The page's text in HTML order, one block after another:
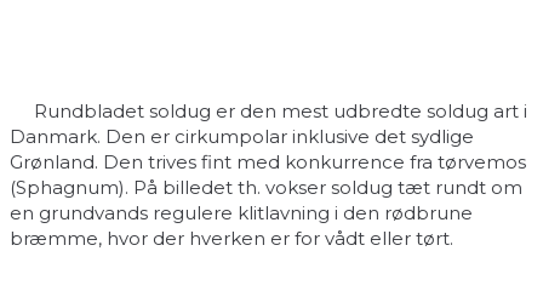
Rundbladet soldug er den mest udbredte soldug art i
Danmark. Den er cirkumpolar inklusive det sydlige
Grønland. Den trives fint med konkurrence fra tørvemos
(Sphagnum). På billedet th. vokser soldug tæt rundt om
en grundvands regulere klitlavning i den rødbrune
bræmme, hvor der hverken er for vådt eller tørt.